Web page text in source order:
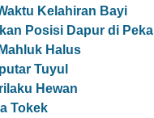
Kelahiran Bayi
Posisi Dapur di
Halus
Tuyul
Hewan
Tokek